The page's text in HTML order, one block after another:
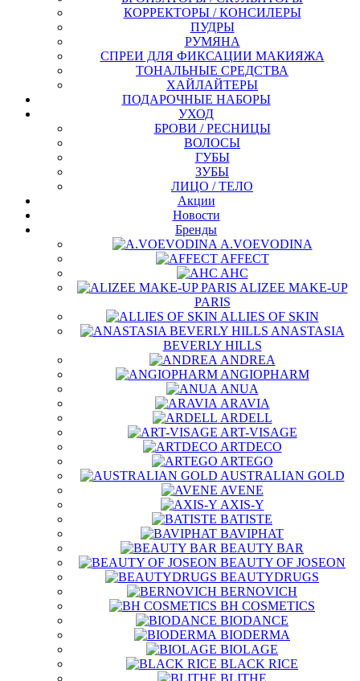
КОРРЕКТОРЫ / КОНСИЛЕРЫ
ПУДРЫ
РУМЯНА
СПРЕИ ДЛЯ ФИКСАЦИИ МАКИЯЖА
ТОНАЛЬНЫЕ СРЕДСТВА
ХАЙЛАЙТЕРЫ
ПОДАРОЧНЫЕ НАБОРЫ
УХОД
БРОВИ / РЕСНИЦЫ
ВОЛОСЫ
ГУБЫ
ЗУБЫ
ЛИЦО / ТЕЛО
Акции
Новости
Бренды
A.VOEVODINA
AFFECT
AHC
ALIZEE MAKE-UP
PARIS
ALLIES OF SKIN
ANASTASIA
BEVERLY HILLS
ANDREA
ANGIOPHARM
ANUA
ARAVIA
ARDELL
ART-VISAGE
ARTDECO
ARTEGO
AUSTRALIAN GOLD
AVENE
AXIS-Y
BATISTE
BAVIPHAT
BEAUTY BAR
BEAUTY OF JOSEON
BEAUTYDRUGS
BERNOVICH
BH COSMETICS
BIODANCE
BIODERMA
BIOLAGE
BLACK RICE
BLITHE